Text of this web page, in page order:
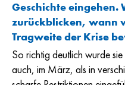
Geschichte eingehen.
zurückblicken, wann
Tragweite der Krise
So richtig deutlich wurde
auch, im März, als in